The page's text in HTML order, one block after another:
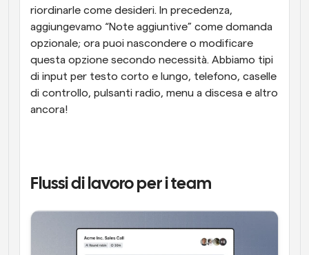
riordinarle come desideri. In precedenza,
aggiungevamo “Note aggiuntive” come domanda
opzionale; ora puoi nascondere o modificare
questa opzione secondo necessità. Abbiamo tipi
di input per testo corto e lungo, telefono, caselle
di controllo, pulsanti radio, menu a discesa e altro
ancora!
Flussi di lavoro per i team